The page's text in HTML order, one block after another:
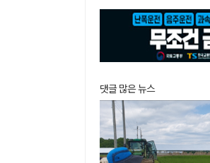
댓글 많은 뉴스